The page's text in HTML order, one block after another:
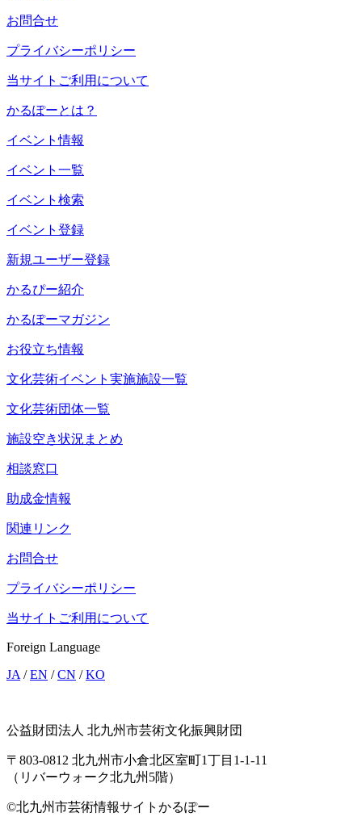
お問合せ
プライバシーポリシー
当サイトご利用について
かるぽーとは？
イベント情報
イベント一覧
イベント検索
イベント登録
新規ユーザー登録
かるぴー紹介
かるぽーマガジン
お役立ち情報
文化芸術イベント実施施設一覧
文化芸術団体一覧
施設空き状況まとめ
相談窓口
助成金情報
関連リンク
お問合せ
プライバシーポリシー
当サイトご利用について
Foreign Language
JA /EN /CN /KO
公益財団法人 北九州市芸術文化振興財団
〒803-0812 北九州市小倉北区室町1丁目1-1-11
（リバーウォーク北九州5階）
©北九州市芸術情報サイトかるぽー